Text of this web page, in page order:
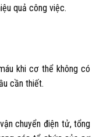
quả công việc.
khi cơ thể không có
cần thiết.
chuyển điện tử, tổng